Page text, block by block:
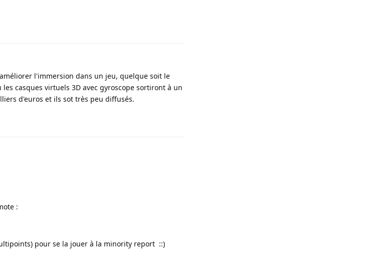
l'immersion dans un jeu, quelque soit le
casques virtuels 3D avec gyroscope sortiront à un
d'euros et ils sot très peu diffusés.
:
pour se la jouer à la minority report ::)